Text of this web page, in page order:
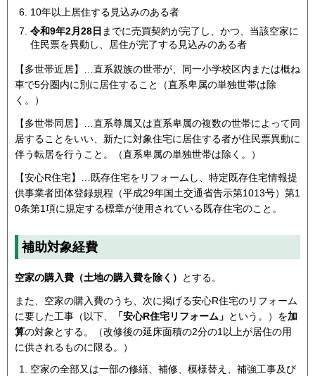
10年以上居住する見込みのある者
令和9年2月28日 までに売買契約が完了し、かつ、当該空家に
住民票を異動し、居住が完了する見込みのある者
【多世帯近居】…直系親族の世帯が、同一小学校区内または概ね
車で5分圏内に別に居住すること（直系卑属の単独世帯は除
く。）
【多世帯同居】…直系尊属又は直系卑属の複数の世帯によって同
居することをいい、新たに対象住宅に居住する者が住民票異動に
伴う転居を行うこと。（直系卑属の単独世帯は除く。）
【安心R住宅】…既存住宅をリフォームし、特定既存住宅情報提
供事業者団体登録規程（平成29年国土交通省告示第1013号）第1
0条第1項に規定する標章が使用されている既存住宅のこと。
補助対象経費
空家の購入費（土地の購入費を除く） とする。
また、空家の購入費のうち、次に掲げる安心R住宅のリフォーム
に要した工事（以下、
「安心R住宅リフォーム」 という。）を加
算の対象とする。（改修後の延床面積の2分の1以上が居住の用
に供されるものに限る。）
空家の全部又は一部の修繕、補修、模様替え、補強工事及び